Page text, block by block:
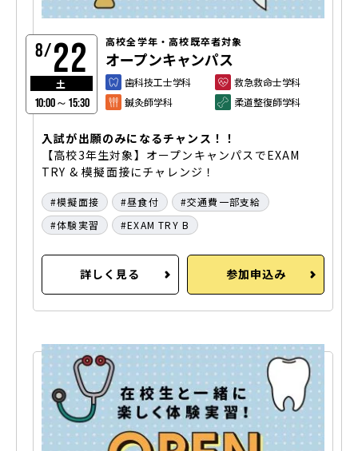
8/22
土
10:00～15:30
高校全学年・高校既卒者対象
オープンキャンパス
歯科技工士学科
救急救命士学科
鍼灸師学科
柔道整復師学科
入試が出願のみになるチャンス！！
【高校3年生対象】オープンキャンパスでEXAM
TRY & 模擬面接にチャレンジ！
模擬面接 昼食付
交通費一部支給
体験実習
EXAM TRY B
詳しく見る 参加申込み